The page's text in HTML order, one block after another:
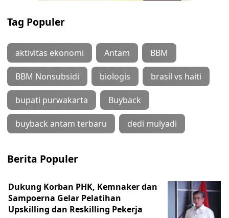
Tag Populer
aktivitas ekonomi Antam BBM
BBM Nonsubsidi biologis brasil vs haiti
bupati purwakarta Buyback
buyback antam terbaru dedi mulyadi
Berita Populer
Dukung Korban PHK, Kemnaker dan
Sampoerna Gelar Pelatihan
Upskilling dan Reskilling Pekerja